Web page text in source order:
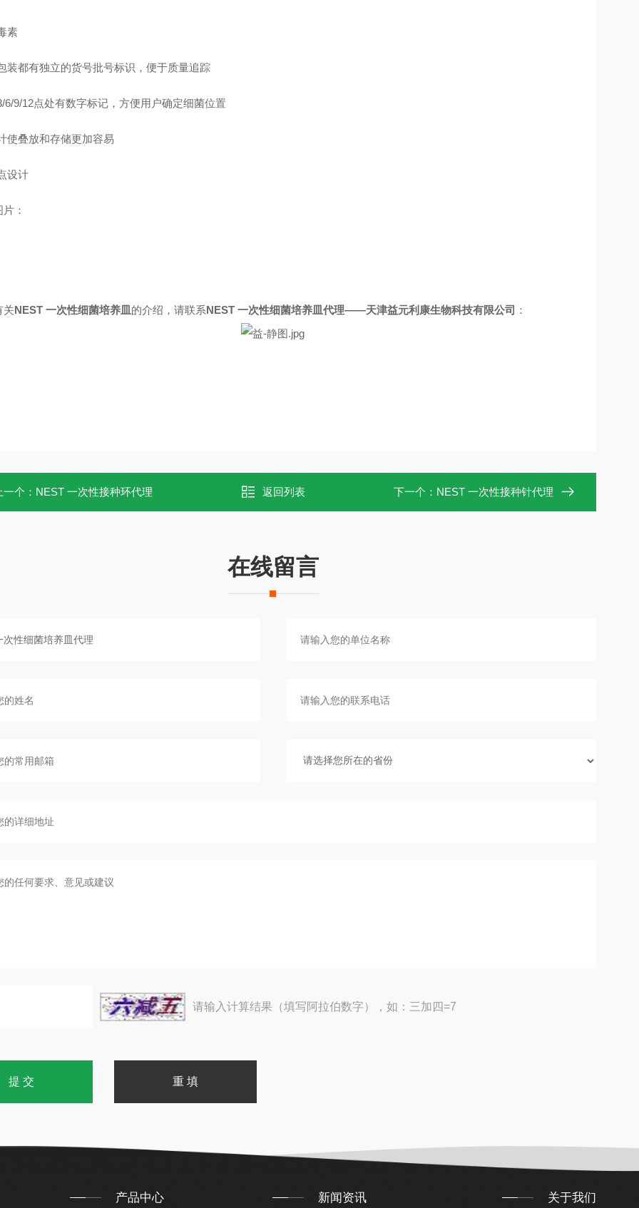
素
装都有独立的货号批号标识，便于质量追踪
6/9/12点处有数字标记，方便用户确定细菌位置
使叠放和存储更加容易
设计
：
关NEST 一次性细菌培养皿 的介绍，请联系NEST 一次性细菌培养皿代理——天津益元利康生物科技有限公司 ：
一个： NEST 一次性接种环代理 返回列表 下一个： NEST 一次性接种针代理
在线留言
请输入计算结果（填写阿拉伯数字），如：三加四=7
产品中心 新闻资讯 关于我们